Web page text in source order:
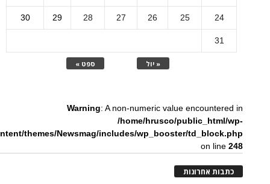
« יול ספט »
24
25
26
27
28
29
30
31
Warning: A non-numeric value encountered in
/home/hrusco/public_html/wp-
themes/Newsmag/includes/wp_booster/td_block.php
on line248
כתבות אחרונות